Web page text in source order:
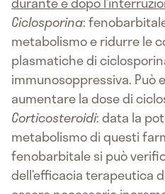
Ciclosporina:
metabolismo e ridurre le
plasmatiche di
immunosoppressiva. Può
aumentare la dose di
Corticosteroidi: data la
metabolismo di questi
fenobarbitale si può
dell’efficacia terapeutica